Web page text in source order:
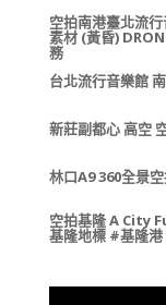
空拍南港臺北流
素材 (黃昏)
務
台北流行音樂館
新莊副都心 高空
林口A9 360全景
空拍基隆 A City
基隆地標 #基隆港